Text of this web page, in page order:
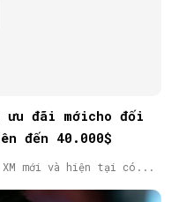
ưu đãi mớicho đối
đến 40.000$
mới và hiện tại có...